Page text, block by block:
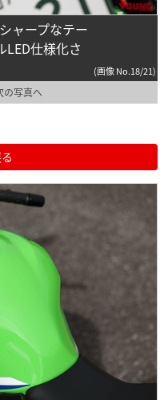
ャープなテー
LED仕様化さ
(画像 No.18/21)
の写真へ